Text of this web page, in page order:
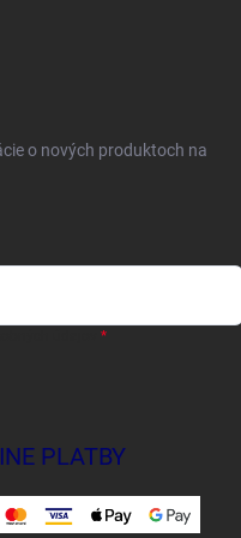
o nových produktoch na
PLATBY